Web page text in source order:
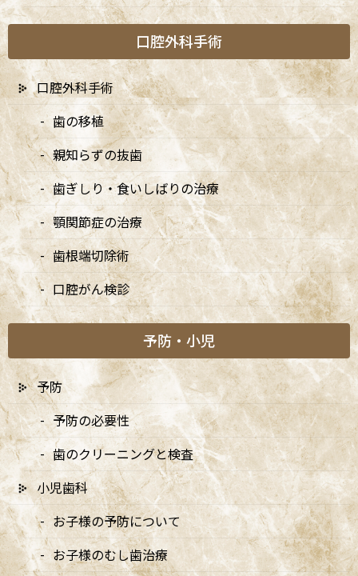
そこで当院では、阿佐ヶ谷エリアでいち早く 歯科用マイク
ロスコープ（手術用顕微鏡）を導入し、根管治療を肉眼の数
倍～数十倍に拡大して行う
顕微鏡精密根管治療に取り組んで
います。マイクロスコープを活用することで、今まで「感
覚」で治療せざるを得なかった根管の内部や、微細なヒ
ビ・分岐・汚染部位を「目で確認しながら」治療できるよ
うになります。阿佐ヶ谷で「できるだけ歯を残したい」「根
管治療をきちんとしておきたい」とお考えの方に、マイク
ロスコープによる精密歯内療法の意義と特長をお伝えできれ
ばと思います。
口腔外科手術
口腔外科手術
歯の移植
親知らずの抜歯
歯ぎしり・食いしばりの治療
顎関節症の治療
歯根端切除術
口腔がん検診
予防・小児
予防
予防の必要性
歯のクリーニングと検査
小児歯科
お子様の予防について
お子様のむし歯治療